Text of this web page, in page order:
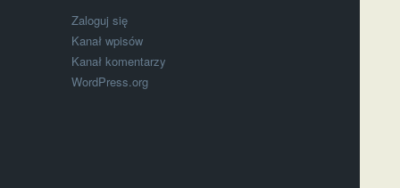
Zaloguj się
Kanał wpisów
Kanał komentarzy
WordPress.org